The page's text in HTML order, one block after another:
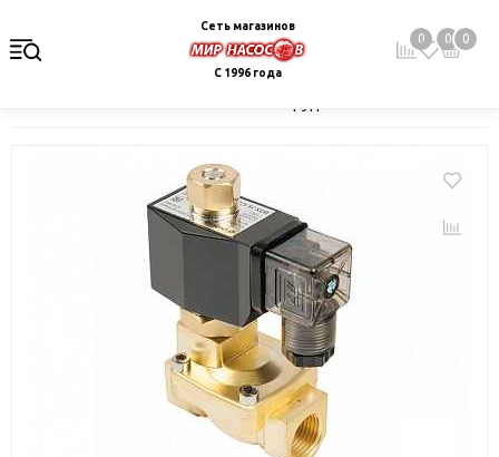
Сеть магазинов
С 1996 года
0 0 0